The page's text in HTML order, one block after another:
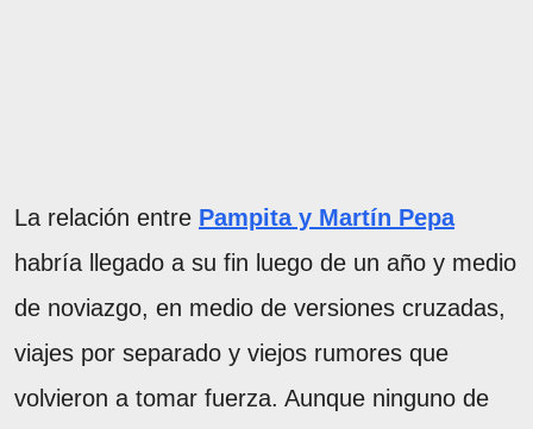
La relación entre Pampita y Martín Pepa
habría llegado a su fin luego de un año y medio
de noviazgo, en medio de versiones cruzadas,
viajes por separado y viejos rumores que
volvieron a tomar fuerza. Aunque ninguno de